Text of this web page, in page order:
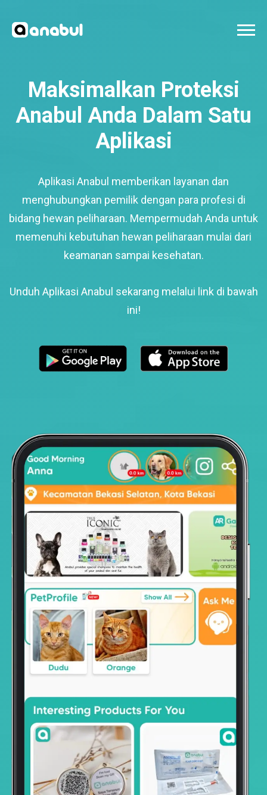
Maksimalkan Proteksi
Anabul Anda Dalam Satu
Aplikasi
Aplikasi Anabul memberikan layanan dan
menghubungkan pemilik dengan para profesi di
bidang hewan peliharaan. Mempermudah Anda untuk
memenuhi kebutuhan hewan peliharaan mulai dari
keamanan sampai kesehatan.
Unduh Aplikasi Anabul sekarang melalui link di bawah
ini!